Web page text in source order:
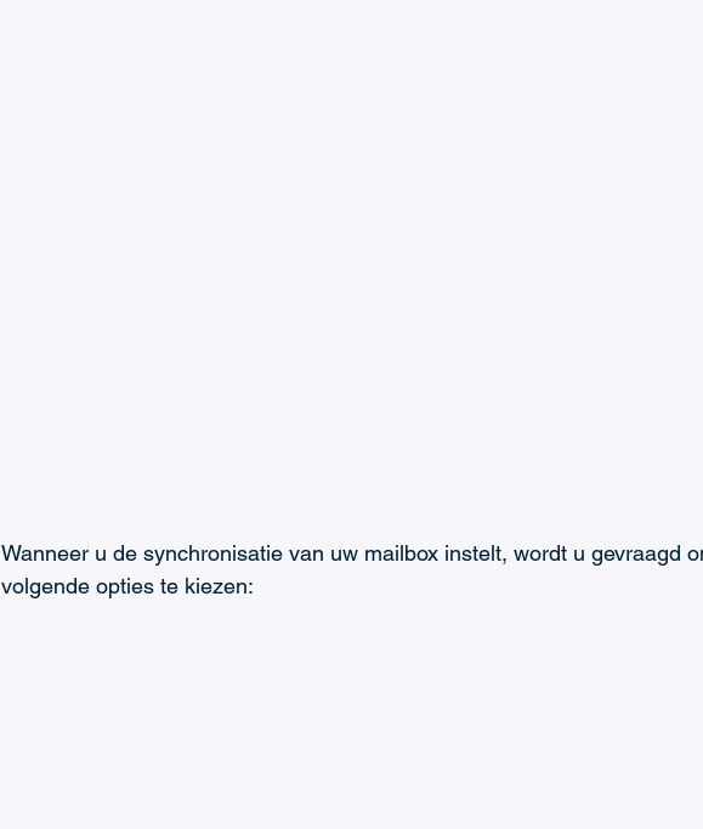
Wanneer u de synchronisatie van uw mailbox instelt, wordt u gevraagd
volgende opties te kiezen: